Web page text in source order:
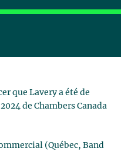
que Lavery a été de
de Chambers Canada
(Québec, Band